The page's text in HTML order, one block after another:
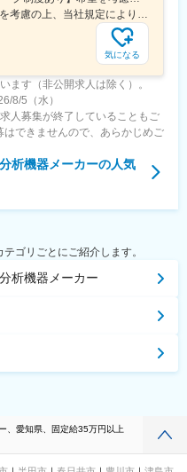
気になる
ます（非公開求人は除く）。
8/5（水）
人募集が終了していることもご
できませんので、あらかじめご
析機器メーカーの人気
ゴリごとにご紹介します。
析機器メーカー
、愛知県、固定給35万円以上